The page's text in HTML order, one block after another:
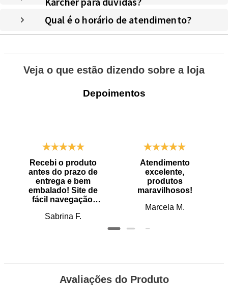
Qual é o horário de atendimento?
Veja o que estão dizendo sobre a loja
Depoimentos
Recebi o produto
antes do prazo de
entrega e bem
embalado! Site de
fácil navegação.
Sabrina F.
Atendimento
excelente,
produtos
maravilhosos!
Marcela M.
Avaliações do Produto